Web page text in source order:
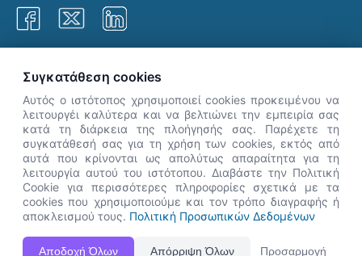
Η Ιστοσελίδα ΑνΑΔ είναι πλήρως συμβατή με τις νεότερες εκδόσεις, Google Chrome, Mozilla Firefox,
Apple Safari καθώς και Internet Explorer.
👋 Καλώς ήρθες! Είμαι η Νόησις.
Πες μου πώς μπορώ να σε βοηθήσω
σήμερα.
Συγκατάθεση cookies
Αυτός ο ιστότοπος χρησιμοποιεί cookies προκειμένου να
λειτουργέι καλύτερα και να βελτιώνει την εμπειρία σας
κατά τη διάρκεια της πλοήγησής σας. Παρέχετε τη
συγκατάθεσή σας για τη χρήση των cookies, εκτός από
αυτά που κρίνονται ως απολύτως απαραίτητα για τη
λειτουργία αυτού του ιστότοπου. Διαβάστε την Πολιτική
Cookie για περισσότερες πληροφορίες σχετικά με τα
cookies που χρησιμοποιούμε και τον τρόπο διαγραφής ή
αποκλεισμού τους. Πολιτική Προσωπικών Δεδομένων
Αποδοχή Όλων Απόρριψη Όλων Προσαρμογή